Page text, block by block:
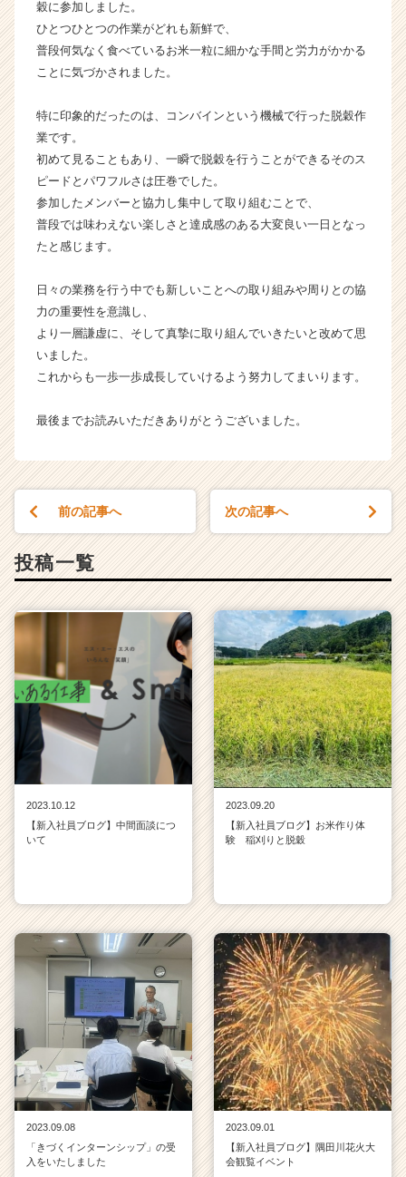
企
業
か
ス
ト
が
届
く
イ
チ
キ
リ
e
r
e
e
穀に参加しました。
ひとつひとつの作業がどれも新鮮で、
普段何気なく食べているお米一粒に細かな手間と労力がかかる
ことに気づかされました。
特に印象的だったのは、コンバインという機械で行った脱穀作
業です。
初めて見ることもあり、一瞬で脱穀を行うことができるそのス
ピードとパワフルさは圧巻でした。
参加したメンバーと協力し集中して取り組むことで、
普段では味わえない楽しさと達成感のある大変良い一日となっ
たと感じます。
日々の業務を行う中でも新しいことへの取り組みや周りとの協
力の重要性を意識し、
より一層謙虚に、そして真摯に取り組んでいきたいと改めて思
いました。
これからも一歩一歩成長していけるよう努力してまいります。
最後までお読みいただきありがとうございました。
前の記事へ 次の記事へ
投稿一覧
2023.10.12
【新入社員ブログ】中間面談につ
いて
2023.09.20
【新入社員ブログ】お米作り体
験 稲刈りと脱穀
2023.09.08
「きづくインターンシップ」の受
入をいたしました
2023.09.01
【新入社員ブログ】隅田川花火大
会観覧イベント